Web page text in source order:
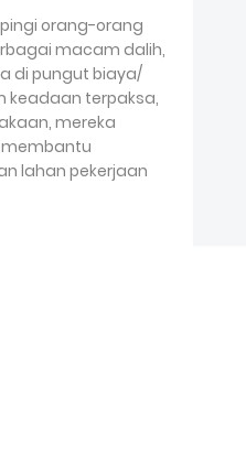
orang-orang
macam dalih,
di pungut biaya/
keadaan terpaksa,
mereka
lahan pekerjaan